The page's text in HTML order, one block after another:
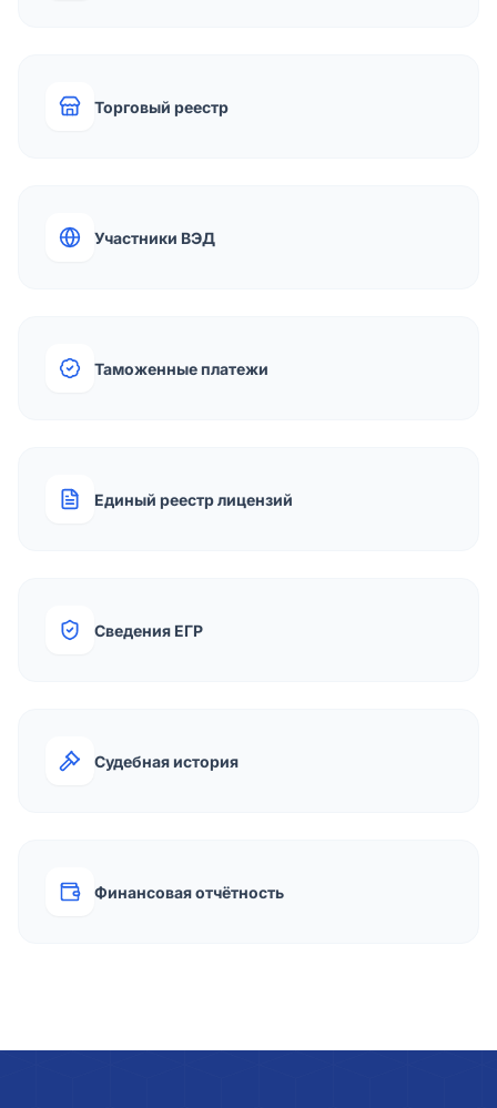
Торговый реестр
Участники ВЭД
Таможенные платежи
Единый реестр лицензий
Сведения ЕГР
Судебная история
Финансовая отчётность